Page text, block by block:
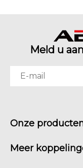
Meld u
Onze
Meer